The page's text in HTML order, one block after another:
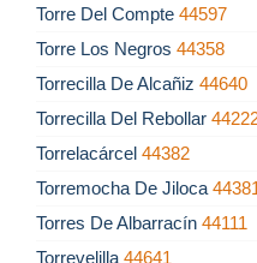
Torre Del Compte 44597
Torre Los Negros 44358
Torrecilla De Alcañiz 44640
Torrecilla Del Rebollar
Torrelacárcel 44382
Torremocha De Jiloca
Torres De Albarracín 44111
Torrevelilla 44641